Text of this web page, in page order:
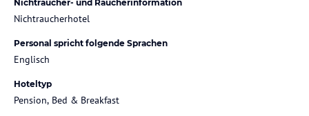
Nichtraucher- und Raucherinformation
Nichtraucherhotel
Personal spricht folgende Sprachen
Englisch
Hoteltyp
Pension, Bed & Breakfast